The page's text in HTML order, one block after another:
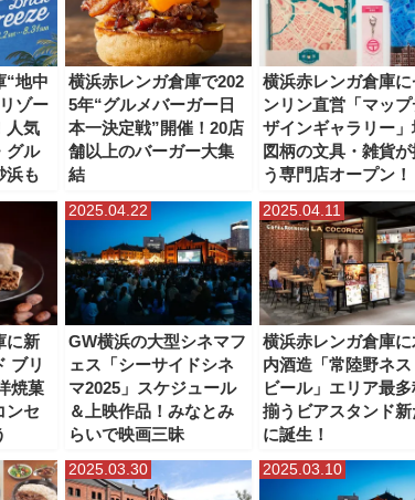
イス 横浜アンパンマンこどもミュージアム 横浜ハンマーヘッド
浜ランドマークタワー 横浜人形の家 横浜公園 横浜港大さん橋
とみらい） 臨港パーク 象の鼻パーク・象の鼻テラス
“地中
ゾー
人気
グル
浜も
横浜赤レンガ倉庫で202
5年“グルメバーガー日
本一決定戦”開催！20店
舗以上のバーガー大集
結
横浜赤レンガ倉庫に
ンリン直営「マップ
ザインギャラリー」
図柄の文具・雑貨
う専門店オープン！
に新
ブリ
焼菓
ンセ
2025.04.22
GW横浜の大型シネマフ
ェス「シーサイドシネ
マ2025」スケジュール
＆上映作品！みなとみ
らいで映画三昧
2025.04.11
横浜赤レンガ倉庫に
内酒造「常陸野ネス
ビール」エリア最多
揃うビアスタンド新
に誕生！
2025.03.30 2025.03.10